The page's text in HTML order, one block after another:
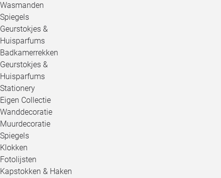
Wasmanden
Spiegels
Geurstokjes &
Huisparfums
Badkamerrekken
Geurstokjes &
Huisparfums
Stationery
Eigen Collectie
Wanddecoratie
Muurdecoratie
Spiegels
Klokken
Fotolijsten
Kapstokken & Haken